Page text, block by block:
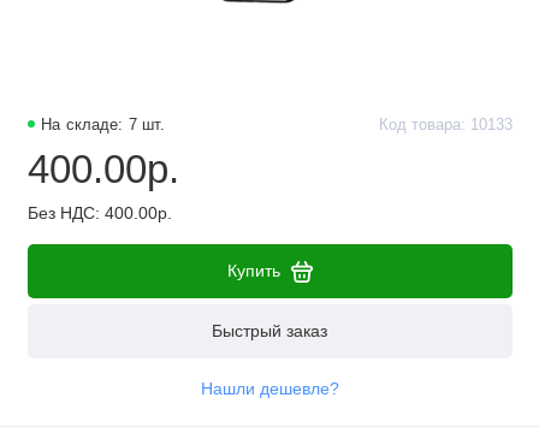
На складе: 7 шт. Код товара: 10133
400.00р.
Без НДС: 400.00р.
Купить
Быстрый заказ
Нашли дешевле?